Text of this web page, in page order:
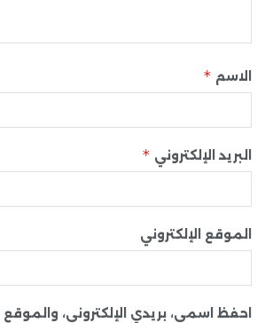
الاسم *
البريد الإلكتروني *
الموقع الإلكتروني
احفظ اسمي، بريدي الإلكتروني، والموقع